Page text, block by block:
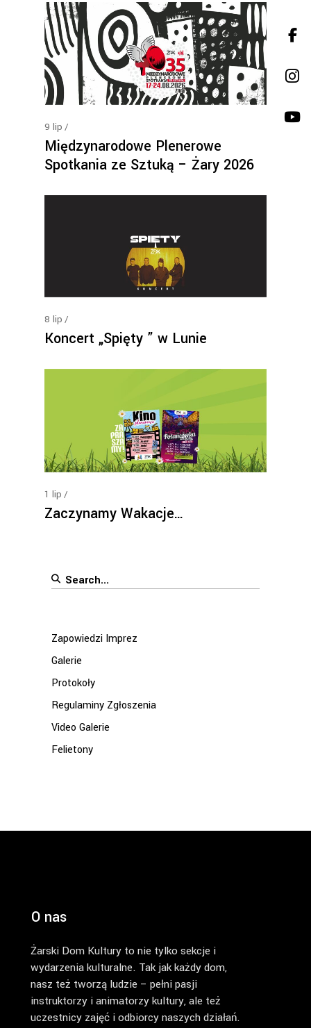
9 lip
Międzynarodowe Plenerowe
Spotkania ze Sztuką – Żary 2026
8 lip
Koncert „Spięty ” w Lunie
1 lip
Zaczynamy Wakacje…
Search
Zapowiedzi Imprez
Galerie
Protokoły
Regulaminy Zgłoszenia
Video Galerie
Felietony
O nas
Żarski Dom Kultury to nie tylko sekcje i
wydarzenia kulturalne. Tak jak każdy dom,
nasz też tworzą ludzie – pełni pasji
instruktorzy i animatorzy kultury, ale też
uczestnicy zajęć i odbiorcy naszych działań.